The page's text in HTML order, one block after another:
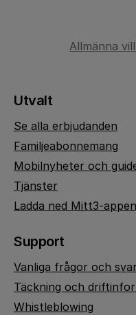
Allmänna
Utvalt
Se alla erbjudanden
Familjeabonnemang
Mobilnyheter och
Tjänster
Ladda ned Mitt3-appen
Support
Vanliga frågor och svar
Täckning och
Whistleblowing